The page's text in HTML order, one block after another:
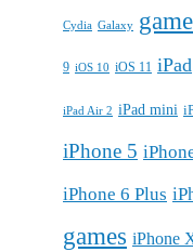
Cydia Galaxy
9 iOS 10 iOS 11 iPad
iPad Air 2 iPad mini
iPhone 5
iPhone 6 Plus
games iPhone